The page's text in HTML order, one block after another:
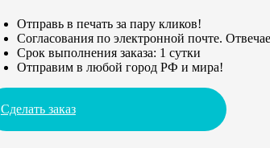
Отправь в печать за пару кликов!
Согласования по электронной почте.
Срок выполнения заказа: 1 сутки
Отправим в любой город РФ и мира!
Сделать заказ